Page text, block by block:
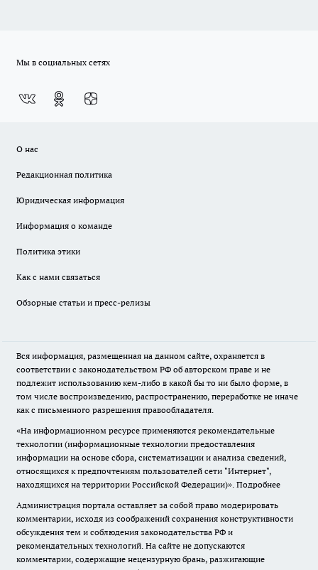
Мы в социальных сетях
О нас
Редакционная политика
Юридическая информация
Информация о команде
Политика этики
Как с нами связаться
Обзорные статьи и пресс-релизы
Вся информация, размещенная на данном сайте, охраняется в
соответствии с законодательством РФ об авторском праве и не
подлежит использованию кем-либо в какой бы то ни было форме, в
том числе воспроизведению, распространению, переработке не иначе
как с письменного разрешения правообладателя.
«На информационном ресурсе применяются рекомендательные
технологии (информационные технологии предоставления
информации на основе сбора, систематизации и анализа сведений,
относящихся к предпочтениям пользователей сети "Интернет",
находящихся на территории Российской Федерации)». Подробнее
Администрация портала оставляет за собой право модерировать
комментарии, исходя из соображений сохранения конструктивности
обсуждения тем и соблюдения законодательства РФ и
рекомендательных технологий. На сайте не допускаются
комментарии, содержащие нецензурную брань, разжигающие